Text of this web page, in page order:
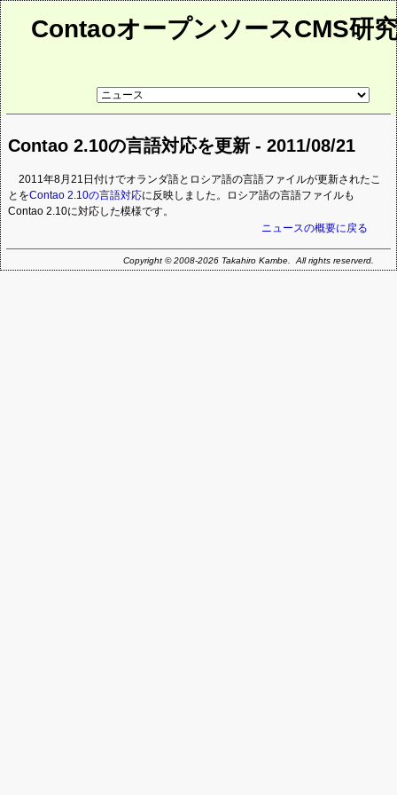
ContaoオープンソースCMS研
リ
ペ
ー
Contao 2.10の言語対応を更新 - 2011/08/21
2011年8月21日付けでオランダ語とロシア語の言語ファイルが更新されたこ
とをContao 2.10の言語対応に反映しました。ロシア語の言語ファイルも
Contao 2.10に対応した模様です。
ニュースの概要に戻る
Copyright © 2008-2026 Takahiro Kambe. All rights reserverd.